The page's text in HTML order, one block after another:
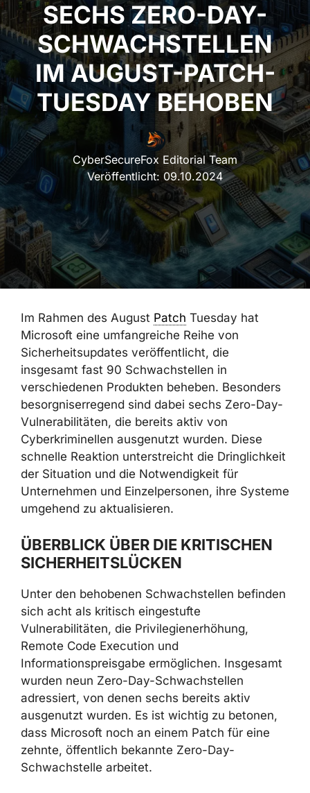
ECHS ZERO-DAY-S
CHWACHSTELLEN I
M AUGUST-PATCH-T
UESDAY BEHOBEN
CyberSecureFox Editorial Team
Veröffentlicht: 09.10.2024
Im Rahmen des August Patch Tuesday hat
Microsoft eine umfangreiche Reihe von
Sicherheitsupdates veröffentlicht, die
insgesamt fast 90 Schwachstellen in
verschiedenen Produkten beheben. Besonders
besorgniserregend sind dabei sechs Zero-Day-
Vulnerabilitäten, die bereits aktiv von
Cyberkriminellen ausgenutzt wurden. Diese
schnelle Reaktion unterstreicht die Dringlichkeit
der Situation und die Notwendigkeit für
Unternehmen und Einzelpersonen, ihre Systeme
umgehend zu aktualisieren.
ÜBERBLICK ÜBER DIE KRITISCHEN
SICHERHEITSLÜCKEN
Unter den behobenen Schwachstellen befinden
sich acht als kritisch eingestufte
Vulnerabilitäten, die Privilegienerhöhung,
Remote Code Execution und
Informationspreisgabe ermöglichen. Insgesamt
wurden neun Zero-Day-Schwachstellen
adressiert, von denen sechs bereits aktiv
ausgenutzt wurden. Es ist wichtig zu betonen,
dass Microsoft noch an einem Patch für eine
zehnte, öffentlich bekannte Zero-Day-
Schwachstelle arbeitet.